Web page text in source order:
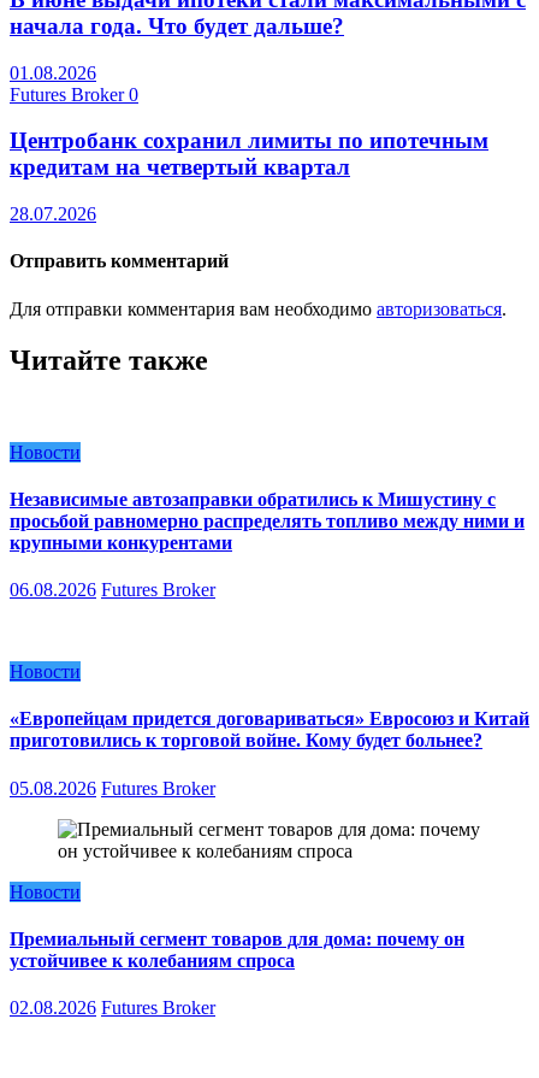
начала года. Что будет дальше?
01.08.2026
Futures Broker0
Центробанк сохранил лимиты по ипотечным
кредитам на четвертый квартал
28.07.2026
Отправить комментарий
Для отправки комментария вам необходимо авторизоваться.
Читайте также
Новости
Независимые автозаправки обратились к Мишустину с
просьбой равномерно распределять топливо между ними и
крупными конкурентами
06.08.2026 Futures Broker
Новости
«Европейцам придется договариваться» Евросоюз и Китай
приготовились к торговой войне. Кому будет больнее?
05.08.2026 Futures Broker
Новости
Премиальный сегмент товаров для дома: почему он
устойчивее к колебаниям спроса
02.08.2026 Futures Broker